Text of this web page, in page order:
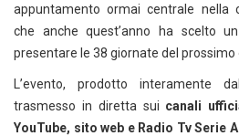
appuntamento ormai centrale nella
che anche quest’anno ha scelto
presentare le 38 giornate del prossimo
L’evento, prodotto interamente
trasmesso in diretta sui canali
YouTube, sito web e Radio Tv Serie